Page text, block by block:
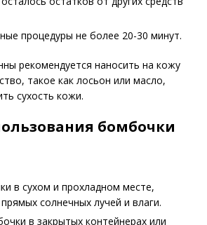
процедуры не более 20-30 минут.
рекомендуется наносить на кожу
такое как лосьон или масло,
сухость кожи.
бомбочки
в сухом и прохладном месте,
солнечных лучей и влаги.
в закрытых контейнерах или